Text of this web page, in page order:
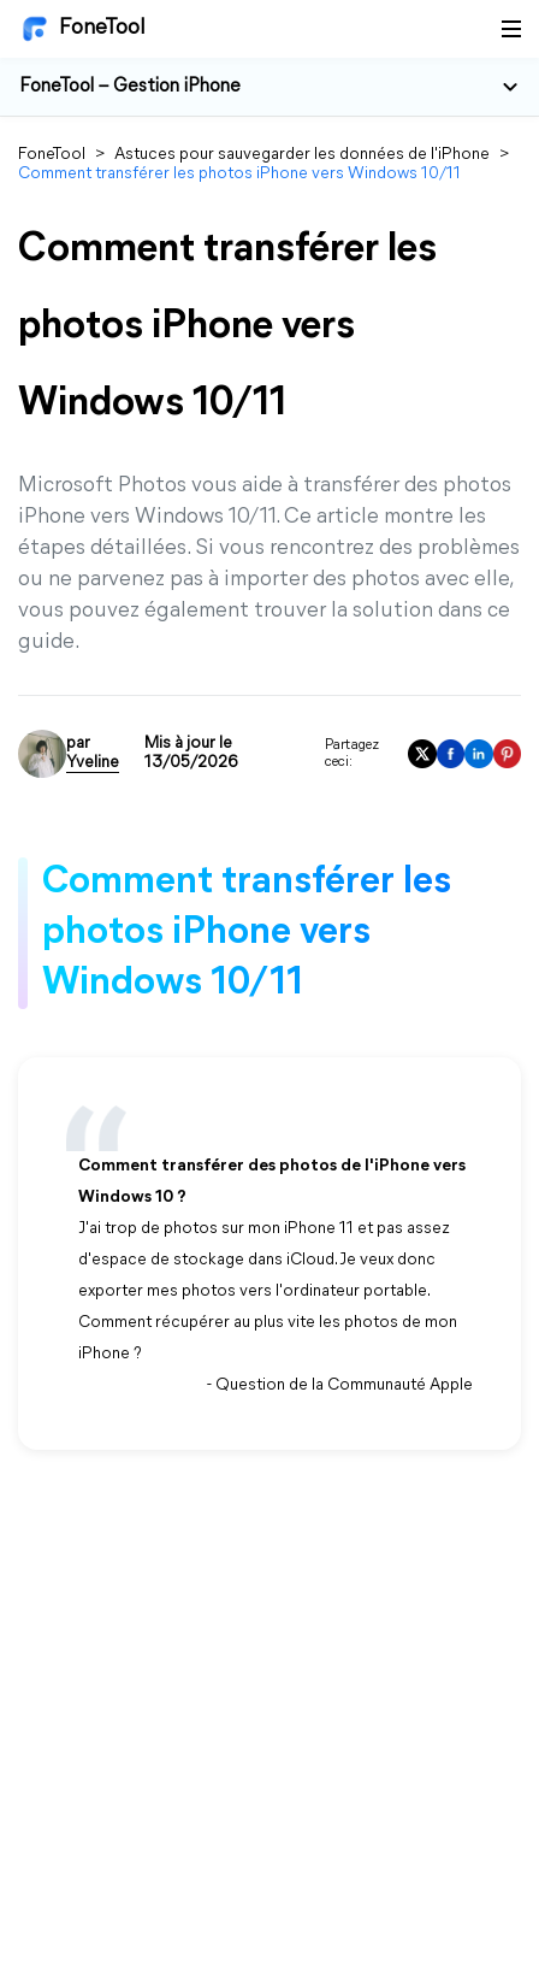
FoneTool
FoneTool – Gestion iPhone
FoneTool > Astuces pour sauvegarder les données de l'iPhone
>
Comment transférer les photos iPhone vers Windows 10/11
Comment transférer les
photos iPhone vers
Windows 10/11
Microsoft Photos vous aide à transférer des photos
iPhone vers Windows 10/11. Ce article montre les
étapes détaillées. Si vous rencontrez des problèmes
ou ne parvenez pas à importer des photos avec elle,
vous pouvez également trouver la solution dans ce
guide.
par
Yveline
Mis à jour le
13/05/2026
Partagez
ceci:
Comment transférer les
photos iPhone vers
Windows 10/11
Comment transférer des photos de l'iPhone vers
Windows 10 ?
J'ai trop de photos sur mon iPhone 11 et pas assez
d'espace de stockage dans iCloud. Je veux donc
exporter mes photos vers l'ordinateur portable.
Comment récupérer au plus vite les photos de mon
iPhone ?
- Question de la Communauté Apple